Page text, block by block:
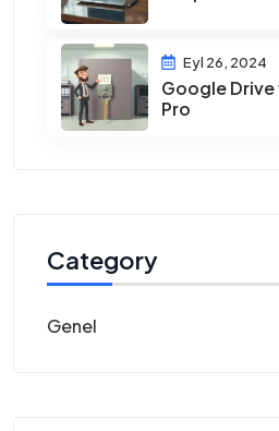
Eyl 26, 2024
Google
Pro
Category
Genel